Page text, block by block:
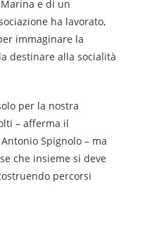
e di un
ha lavorato,
immaginare la
destinare alla socialità
per la nostra
– afferma il
Spignolo – ma
che insieme si deve
percorsi